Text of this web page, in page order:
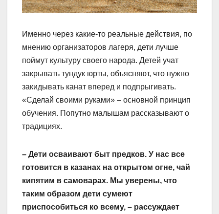
Именно через какие-то реальные действия, по
мнению организаторов лагеря, дети лучше
поймут культуру своего народа. Детей учат
закрывать тундук юрты, объясняют, что нужно
закидывать канат вперед и подпрыгивать.
«Сделай своими руками» – основной принцип
обучения. Попутно малышам рассказывают о
традициях.
– Дети осваивают быт предков. У нас все
готовится в казанах на открытом огне, чай
кипятим в самоварах. Мы уверены, что
таким образом дети сумеют
приспособиться ко всему, – рассуждает